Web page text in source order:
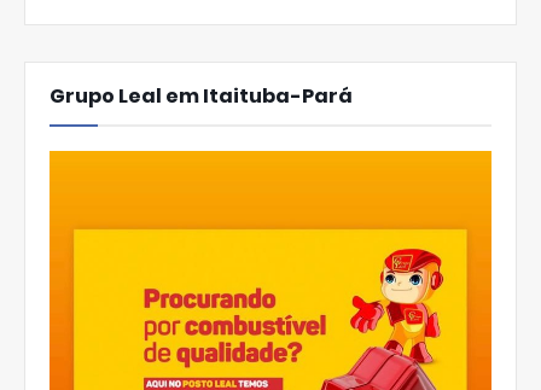
Grupo Leal em Itaituba-Pará